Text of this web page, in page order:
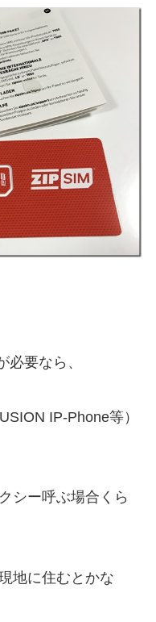
要なら、
IP-Phone等）
シー呼ぶ場合くら
地に住むとかな